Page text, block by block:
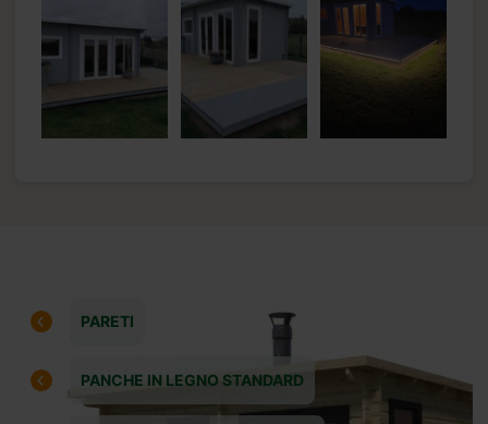
PARETI
PANCHE IN LEGNO STANDARD